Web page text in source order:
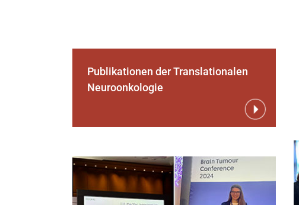
Publikationen der Translationalen
Neuroonkologie